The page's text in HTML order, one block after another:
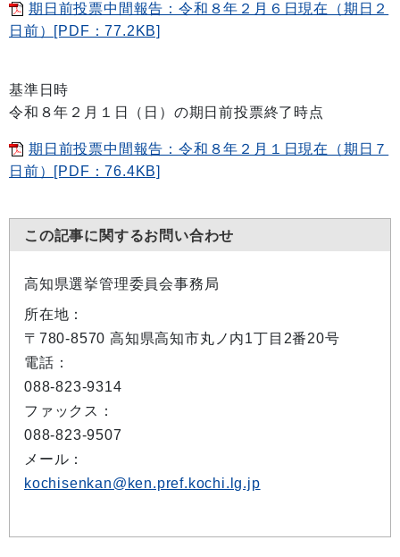
期日前投票中間報告：令和８年２月６日現在（期日２
日前）[PDF：77.2KB]
基準日時
令和８年２月１日（日）の期日前投票終了時点
期日前投票中間報告：令和８年２月１日現在（期日７
日前）[PDF：76.4KB]
この記事に関するお問い合わせ
高知県選挙管理委員会事務局
所在地：
〒780-8570 高知県高知市丸ノ内1丁目2番20号
電話：
088-823-9314
ファックス：
088-823-9507
メール：
kochisenkan@ken.pref.kochi.lg.jp